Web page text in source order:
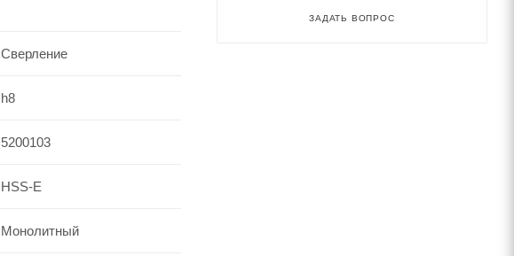
Сверление
h8
5200103
HSS-E
Монолитный
ЗАДАТЬ ВОПРОС